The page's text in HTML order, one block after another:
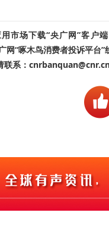
市场下载“央广网”客户
网“啄木鸟消费者投诉平台
联系：